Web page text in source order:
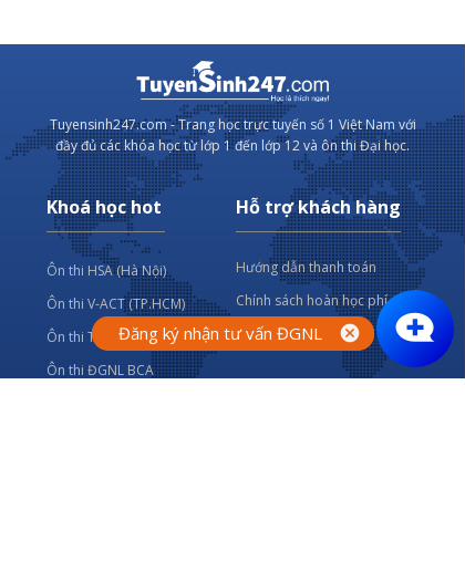
Đăng ký nhận tư vấn ĐGNL
Tuyensinh247.com - Trang học trực tuyến số 1 Việt Nam với
đầy đủ các khóa học từ lớp 1 đến lớp 12 và ôn thi Đại học.
Khoá học hot
Ôn thi HSA (Hà Nội)
Ôn thi V-ACT (TP.HCM)
Ôn thi TSA (Bách khoa HN)
Ôn thi ĐGNL BCA
Hỗ trợ khách hàng
Hướng dẫn thanh toán
Chính sách hoàn học phí
Điều khoản dịch vụ
Đăng ký nhận tư vấn ĐGNL